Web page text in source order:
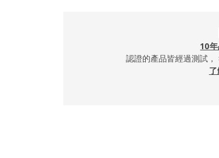
10
認證的產品皆經過測試